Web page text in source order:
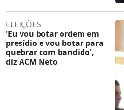
ELEIÇÕES
'Eu vou botar ordem em
presídio e vou botar para
quebrar com bandido',
diz ACM Neto